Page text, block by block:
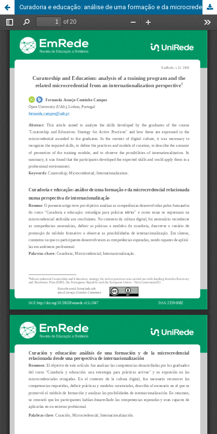
Curadoria e educação: análise de uma formação e da microcredencial relacionada numa perspectiva de internacionalização